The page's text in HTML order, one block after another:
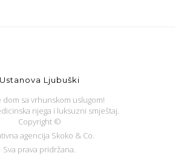
Ustanova Ljubuški
dom sa vrhunskom uslugom!
njega i luksuzni smještaj.
Copyright ©
agencija Skoko & Co.
Sva prava pridržana.